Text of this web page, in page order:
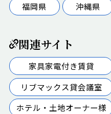
福岡県
沖縄県
関連サイト
家具家電付き賃貸
リブマックス貸会議室
ホテル・土地オーナー様